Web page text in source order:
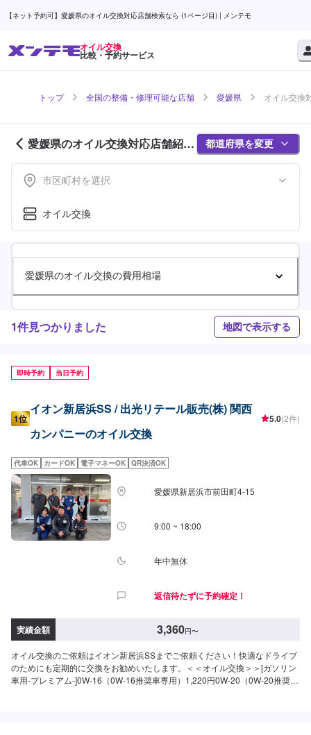
【ネット予約可】愛媛県のオイル交換対応店舗検索なら (1ページ目) | メンテモ
オイル交換
比較・予約サービス
トップ 全国の整備・修理可能な店舗 愛媛県 オイル交換
愛媛県のオイル交換対応店舗紹介
(1ページ目)
都道府県を変更
市区町村を選択
オイル交換
愛媛県のオイル交換の費用相場
1件見つかりました 地図で表示する
即時予約 当日予約
1位
イオン新居浜SS / 出光リテール販売(株) 関西
カンパニーのオイル交換
5.0(2件)
代車OK カードOK 電子マネーOK QR決済OK
愛媛県新居浜市前田町4-15
9:00 ~ 18:00
年中無休
返信待たずに予約確定！
実績金額 3,360円〜
オイル交換のご依頼はイオン新居浜SSまでご依頼ください！快適なドライブ
のためにも定期的に交換をお勧めいたします。＜＜オイル交換＞＞[ガソリン
車用-プレミアム-]0W-16（0W-16推奨車専用）1,220円0W-20（0W-20推奨車